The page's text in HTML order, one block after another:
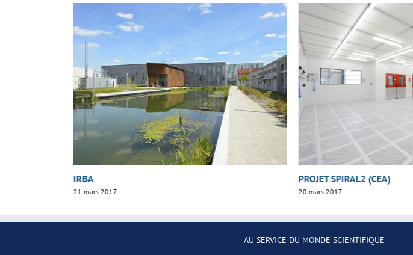
IRBA
21 mars 2017
PROJET SPIRAL2 (CEA)
20 mars 2017
AU SERVICE DU MONDE SCIENTIFIQUE